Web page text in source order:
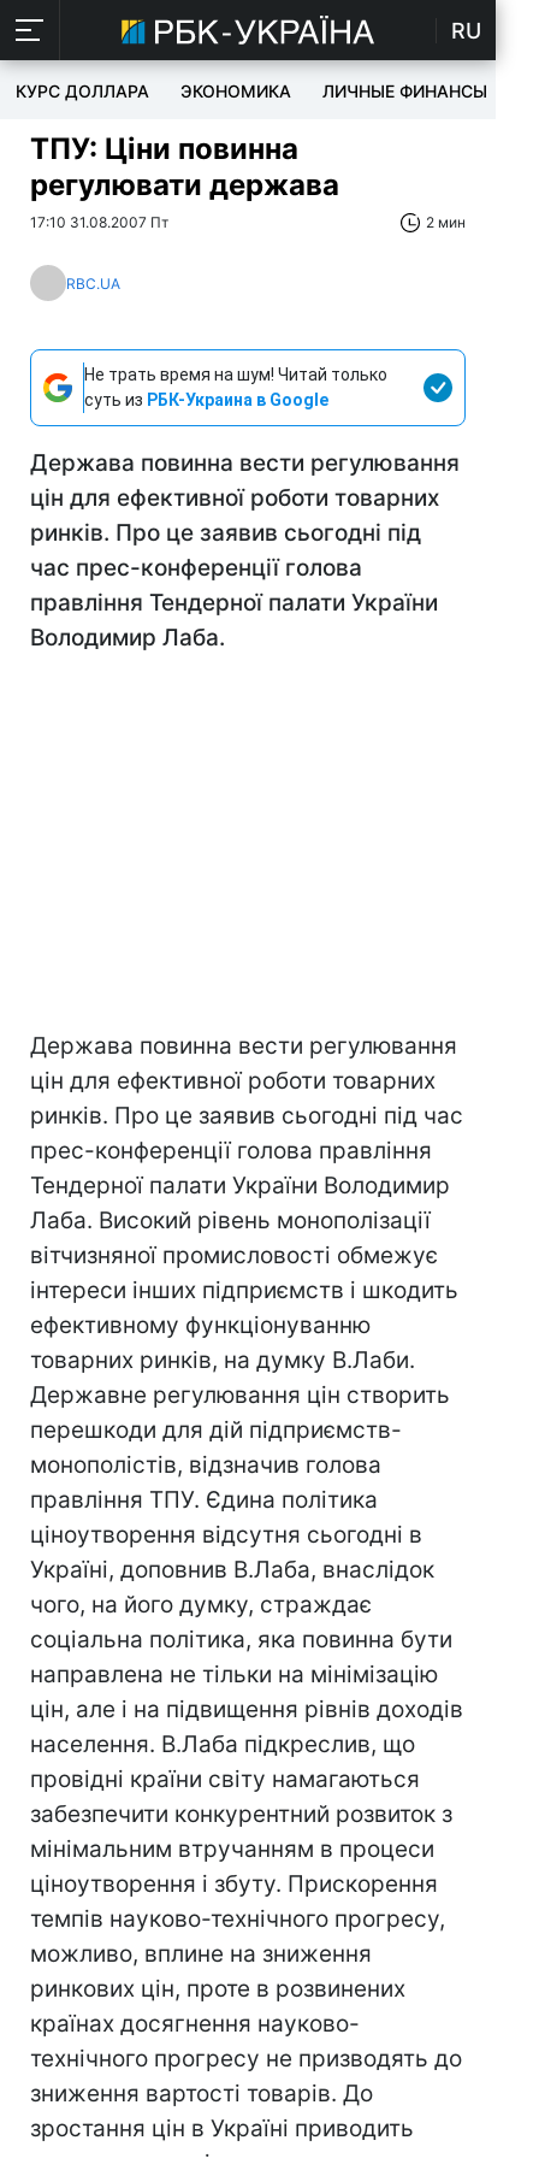
RU
КУРС ДОЛЛАРА ЭКОНОМИКА ЛИЧНЫЕ ФИНАНСЫ
ТПУ: Ціни повинна
регулювати держава
17:10 31.08.2007 Пт 2 мин
RBC.UA
Не трать время на шум! Читай только
суть из РБК-Украина в Google
Держава повинна вести регулювання
цін для ефективної роботи товарних
ринків. Про це заявив сьогодні під
час прес-конференції голова
правління Тендерної палати України
Володимир Лаба.
Держава повинна вести регулювання
цін для ефективної роботи товарних
ринків. Про це заявив сьогодні під час
прес-конференції голова правління
Тендерної палати України Володимир
Лаба. Високий рівень монополізації
вітчизняної промисловості обмежує
інтереси інших підприємств і шкодить
ефективному функціонуванню
товарних ринків, на думку В.Лаби.
Державне регулювання цін створить
перешкоди для дій підприємств-
монополістів, відзначив голова
правління ТПУ. Єдина політика
ціноутворення відсутня сьогодні в
Україні, доповнив В.Лаба, внаслідок
чого, на його думку, страждає
соціальна політика, яка повинна бути
направлена не тільки на мінімізацію
цін, але і на підвищення рівнів доходів
населення. В.Лаба підкреслив, що
провідні країни світу намагаються
забезпечити конкурентний розвиток з
мінімальним втручанням в процеси
ціноутворення і збуту. Прискорення
темпів науково-технічного прогресу,
можливо, вплине на зниження
ринкових цін, проте в розвинених
країнах досягнення науково-
технічного прогресу не призводять до
зниження вартості товарів. До
зростання цін в Україні приводить